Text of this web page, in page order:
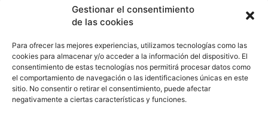
Gestionar el consentimiento
de las cookies
Para ofrecer las mejores experiencias, utilizamos tecnologías como las
cookies para almacenar y/o acceder a la información del dispositivo. El
consentimiento de estas tecnologías nos permitirá procesar datos como
el comportamiento de navegación o las identificaciones únicas en este
sitio. No consentir o retirar el consentimiento, puede afectar
negativamente a ciertas características y funciones.
POLÍTICA DE PRIVACIDAD
POLÍTICA DE COOKIES
© 2026 Todos los derechos reservados. Culturamanía